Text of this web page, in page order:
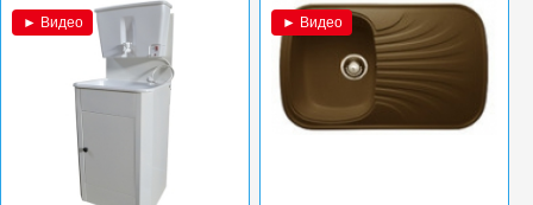
► Видео ► Видео